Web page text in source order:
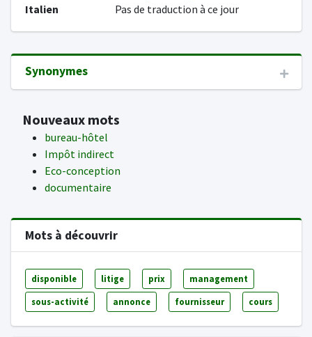
Italien
Pas de traduction à ce jour
Synonymes
Nouveaux mots
bureau-hôtel
Impôt indirect
Eco-conception
documentaire
Mots à découvrir
disponible litige prix management
sous-activité annonce fournisseur cours